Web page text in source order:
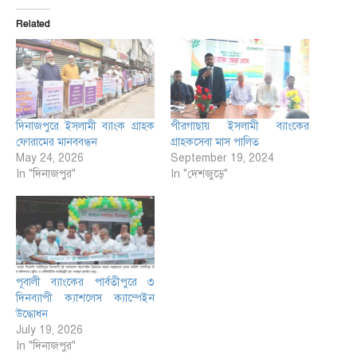
Related
দিনাজপুরে ইসলামী ব্যাংক গ্রাহক
ফোরামের মানববন্ধন
May 24, 2026
In "দিনাজপুর"
পীরগাছায় ইসলামী ব্যাংকের
গ্রাহকসেবা মাস পালিত
September 19, 2024
In "দেশজুড়ে"
পূবালী ব্যাংকের পার্বতীপুরে ৩
দিনব্যাপী ক্যাশলেস ক্যাম্পেইন
উদ্ধোধন
July 19, 2026
In "দিনাজপুর"